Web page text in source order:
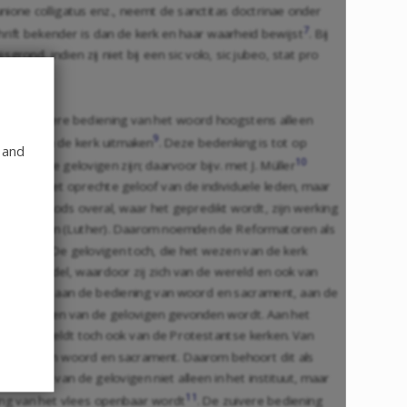
colligatus enz., neemt de sanctitas doctrinae onder
bekender is dan de kerk en haar waarheid bewijst 7 . Bij
indien zij niet bij een sic volo, sic jubeo, stat pro
zuivere bediening van het woord hoogstens alleen
van de kerk uitmaken9. Deze bedenking is tot op
ware gelovigen zijn; daarvoor bijv. met J. Müller 10
van het oprechte geloof van de individuele leden, maar
Gods overal, waar het gepredikt wordt, zijn werking
sein (Luther). Daarom noemden de Reformatoren als
De gelovigen toch, die het wezen van de kerk
wandel, waardoor zij zich van de wereld en ook van
dat aan de bediening van woord en sacrament, aan de
en leven van de gelovigen gevonden wordt. Aan het
het geldt toch ook van de Protestantse kerken. Van
van woord en sacrament. Daarom behoort dit als
van de gelovigen niet alleen in het instituut, maar
van het vlees openbaar wordt 11 . De zuivere bediening